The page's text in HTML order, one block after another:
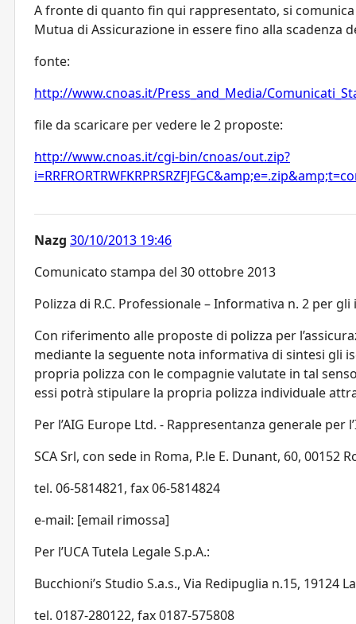
A fronte di quanto fin qui rappresentato, si comunica
Mutua di Assicurazione in essere fino alla scadenza
fonte:
http://www.cnoas.it/Press_and_Media/
file da scaricare per vedere le 2 proposte:
http://www.cnoas.it/cgi-bin/cnoas/out.zip?
Nazg 30/10/2013 19:46
Comunicato stampa del 30 ottobre 2013
Polizza di R.C. Professionale – Informativa n. 2 per
Con riferimento alle proposte di polizza per
mediante la seguente nota informativa di sintesi gli
propria polizza con le compagnie valutate in tal
essi potrà stipulare la propria polizza individuale
Per l’AIG Europe Ltd. - Rappresentanza generale per
SCA Srl, con sede in Roma, P.le E. Dunant, 60, 00152
tel. 06-5814821, fax 06-5814824
e-mail: [email rimossa]
Per l’UCA Tutela Legale S.p.A.:
Bucchioni’s Studio S.a.s., Via Redipuglia n.15, 19124
tel. 0187-280122, fax 0187-575808